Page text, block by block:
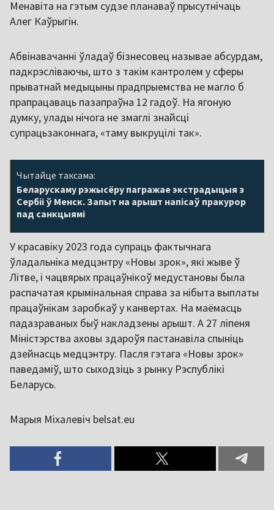
Менавіта на гэтым судзе планаваў прысутнічаць
Алег Каўрыгін.
Абвінавачанні ўладаў бізнесовец называе абсурдам,
падкрэсліваючы, што з такім кантролем у сферы
прыватнай медыцыны прадпрыемства не магло б
прапрацаваць пазапраўна 12 гадоў. На ягоную
думку, улады нічога не змаглі знайсці
супрацьзаконнага, «таму выкруцілі так».
Чытайце таксама:
Беларускаму рэжысёру пагражае экстрадыцыя з
Сербіі ў Менск. Запыт на арышт напісаў пракурор
пад санкцыямі
У красавіку 2023 года супраць фактычнага
ўладальніка медцэнтру «Новы зрок», які жыве ў
Літве, і чацвярых працаўнікоў медустановы была
распачатая крымінальная справа за нібыта выплаты
працаўнікам заробкаў у канвертах. На маёмасць
падазраваных быў накладзены арышт. А 27 ліпеня
Міністэрства аховы здароўя пастанавіла спыніць
дзейнасць медцэнтру. Пасля гэтага «Новы зрок»
паведаміў, што сыходзіць з рынку Рэспублікі
Беларусь.
Марыя Міхалевіч belsat.eu